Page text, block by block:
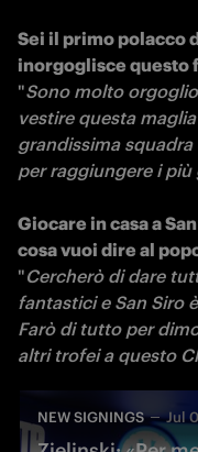
Sei il primo polacco
inorgoglisce questo
"Sono molto
vestire questa
grandissima
per raggiungere i
Giocare in casa a
cosa vuoi dire al
"Cercherò di dare
fantastici e San Siro
Farò di tutto per
altri trofei a questo
NEW SIGNINGS Jul